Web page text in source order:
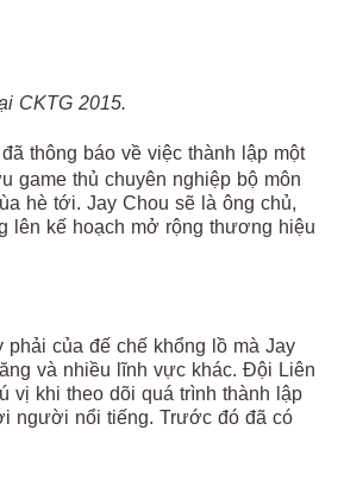
CKTG 2015.
thông báo về việc thành lập một
game thủ chuyên nghiệp bộ môn
hè tới. Jay Chou sẽ là ông chủ,
lên kế hoạch mở rộng thương hiệu
của đế chế khổng lồ mà Jay
và nhiều lĩnh vực khác. Đội Liên
vị khi theo dõi quá trình thành lập
người nổi tiếng. Trước đó đã có